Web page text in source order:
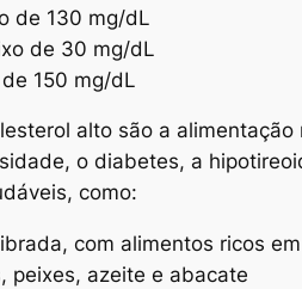
de 130 mg/dL
de 30 mg/dL
150 mg/dL
alto são a
o diabetes, a
como:
com alimentos ricos
peixes, azeite e abacate